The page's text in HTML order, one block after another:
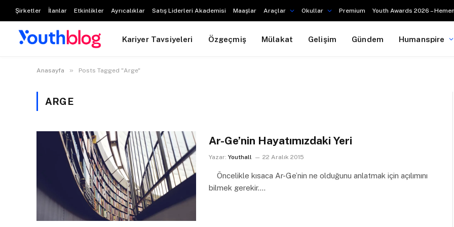
Şirketler İlanlar Etkinlikler Ayrıcalıklar Satış Liderleri Akademisi Maaşlar Araçlar Okullar Premium Youth Awards 2026 –
Kariyer Tavsiyeleri Özgeçmiş Mülakat Gelişim Gündem Humanspire
Anasayfa » Posts Tagged "Arge"
ARGE
Ar-Ge’nin Hayatımızdaki Yeri
Yazar: Youthall 22 Aralık 2015
Öncelikle kısaca Ar-Ge’nin ne olduğunu anlatmak için açılımını
bilmek gerekir.…